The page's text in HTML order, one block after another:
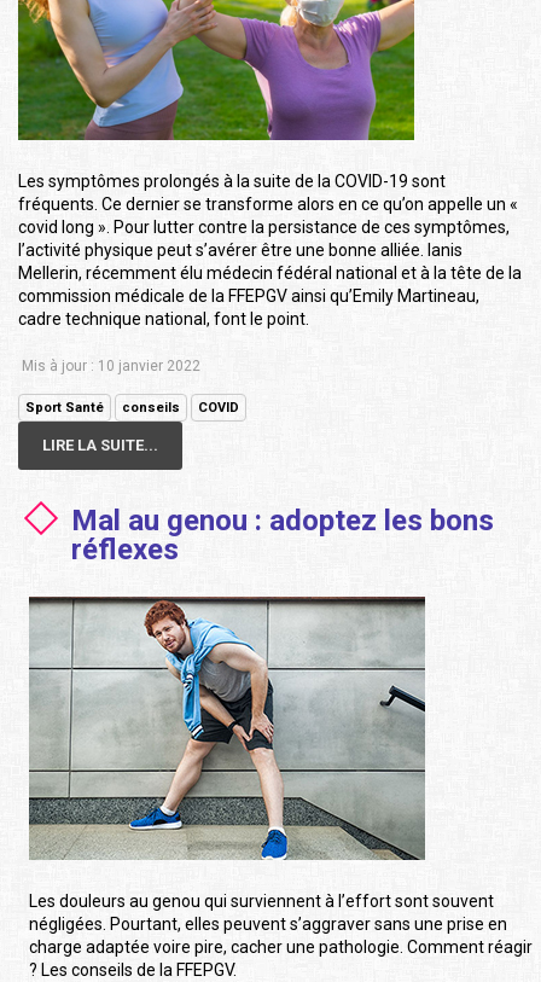
Les symptômes prolongés à la suite de la COVID-19 sont
fréquents. Ce dernier se transforme alors en ce qu’on appelle un «
covid long ». Pour lutter contre la persistance de ces symptômes,
l’activité physique peut s’avérer être une bonne alliée. Ianis
Mellerin, récemment élu médecin fédéral national et à la tête de la
commission médicale de la FFEPGV ainsi qu’Emily Martineau,
cadre technique national, font le point.
Mis à jour : 10 janvier 2022
Sport Santé conseils COVID
LIRE LA SUITE...
Mal au genou : adoptez les bons
réflexes
Les douleurs au genou qui surviennent à l’effort sont souvent
négligées. Pourtant, elles peuvent s’aggraver sans une prise en
charge adaptée voire pire, cacher une pathologie. Comment réagir
? Les conseils de la FFEPGV.